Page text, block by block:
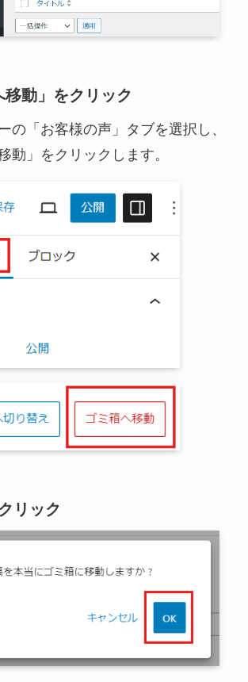
移動」をクリック
の「お客様の声」タブを選択し、
動」をクリックします。
リック